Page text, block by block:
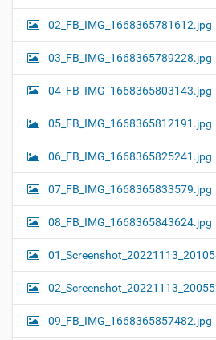
02_FB_IMG_1668365781612.jpg
03_FB_IMG_1668365789228.jpg
04_FB_IMG_1668365803143.jpg
05_FB_IMG_1668365812191.jpg
06_FB_IMG_1668365825241.jpg
07_FB_IMG_1668365833579.jpg
08_FB_IMG_1668365843624.jpg
09_FB_IMG_1668365857482.jpg